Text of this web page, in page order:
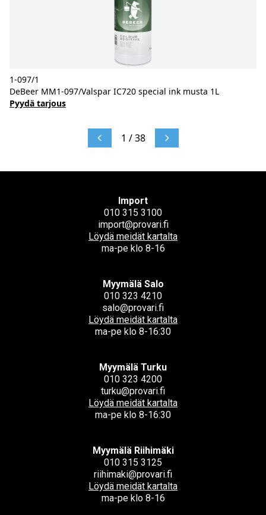
1-097/1
DeBeer MM1-097/Valspar IC720 special ink musta 1L
Pyydä tarjous
1 / 38
Import
010 315 3100
import@provari.fi
Löydä meidät kartalta
ma-pe klo 8-16
Myymälä Salo
010 323 4210
salo@provari.fi
Löydä meidät kartalta
ma-pe klo 8-16:30
Myymälä Turku
010 323 4200
turku@provari.fi
Löydä meidät kartalta
ma-pe klo 8-16:30
Myymälä Riihimäki
010 315 3125
riihimaki@provari.fi
Löydä meidät kartalta
ma-pe klo 8-16